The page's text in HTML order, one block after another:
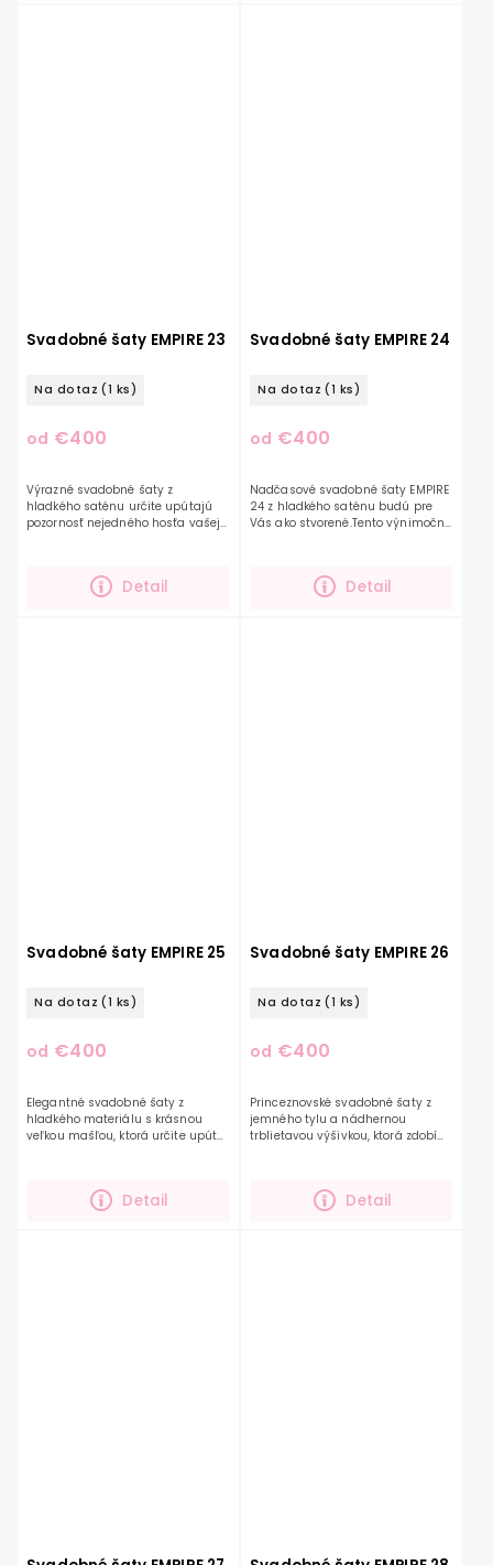
Svadobné šaty EMPIRE 23
Na dotaz (1 ks)
od €400
Detail
Výrazné svadobné šaty z
hladkého saténu určite upútajú
pozornosť nejedného hosťa vašej
riasenými rukávmi a ručne
zdobenou výšivkou...
Svadobné šaty EMPIRE 24
Na dotaz (1 ks)
od €400
Detail
Nadčasové svadobné šaty EMPIRE
24 z hladkého saténu budú pre
Vás ako stvorené.Tento výnimočný
zvýrazní ručne šité zdobenie...
Svadobné šaty EMPIRE 25
Na dotaz (1 ks)
od €400
Detail
Elegantné svadobné šaty z
hladkého materiálu s krásnou
veľkou mašľou, ktorá určite upúta
Tento model je...
Svadobné šaty EMPIRE 26
Na dotaz (1 ks)
od €400
Detail
Princeznovské svadobné šaty z
jemného tylu a nádhernou
trblietavou výšivkou, ktorá zdobí
prepracované do detailov...